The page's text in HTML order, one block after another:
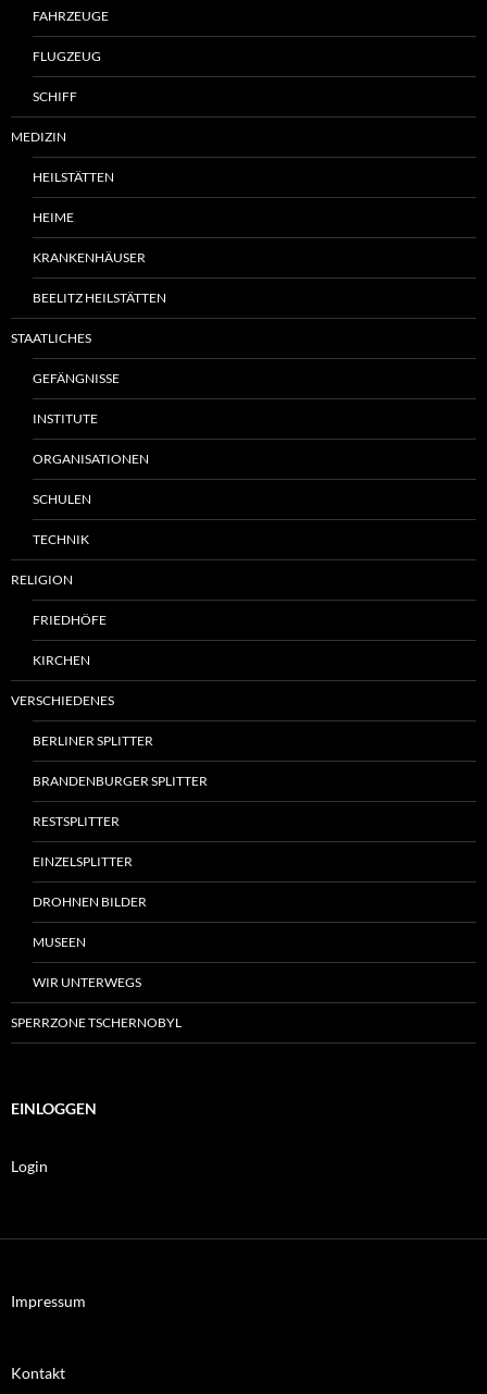
FAHRZEUGE
FLUGZEUG
SCHIFF
MEDIZIN
HEILSTÄTTEN
HEIME
KRANKENHÄUSER
BEELITZ HEILSTÄTTEN
STAATLICHES
GEFÄNGNISSE
INSTITUTE
ORGANISATIONEN
SCHULEN
TECHNIK
RELIGION
FRIEDHÖFE
KIRCHEN
VERSCHIEDENES
BERLINER SPLITTER
BRANDENBURGER SPLITTER
RESTSPLITTER
EINZELSPLITTER
DROHNEN BILDER
MUSEEN
WIR UNTERWEGS
SPERRZONE TSCHERNOBYL
EINLOGGEN
Login
Impressum
Kontakt